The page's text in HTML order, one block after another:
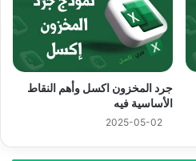
جرد المخزون اكسل وأهم النقاط
الأساسية فيه
2025-05-02